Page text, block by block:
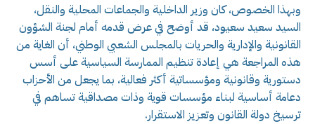
وبهذا الخصوص، كان وزير الداخلية والجماعات المحلية والنقل،
السيد سعيد سعيود، قد أوضح في عرض قدمه أمام لجنة الشؤون
القانونية والإدارية والحريات بالمجلس الشعبي الوطني، أن الغاية من
هذه المراجعة هي إعادة تنظيم الممارسة السياسية على أسس
دستورية وقانونية ومؤسساتية أكثر فعالية، بما يجعل من الأحزاب
دعامة أساسية لبناء مؤسسات قوية وذات مصداقية تساهم في
ترسيخ دولة القانون وتعزيز الاستقرار.